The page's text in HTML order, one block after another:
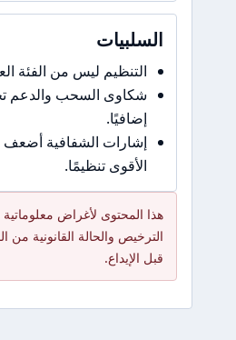
السلبيات
التنظيم ليس من الفئة
شكاوى السحب والدعم
إضافيًا.
إشارات الشفافية
الأقوى تنظيمًا.
هذا المحتوى لأغراض
الترخيص والحالة القانونية
قبل الإيداع.